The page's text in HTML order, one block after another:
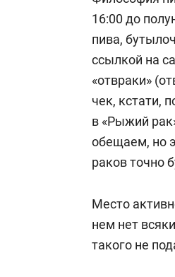
16:00 до
пива,
ссылкой на
«отвраки»
чек, кстати,
в «Рыжий
обещаем, но
раков точно
Место
нем нет
такого не